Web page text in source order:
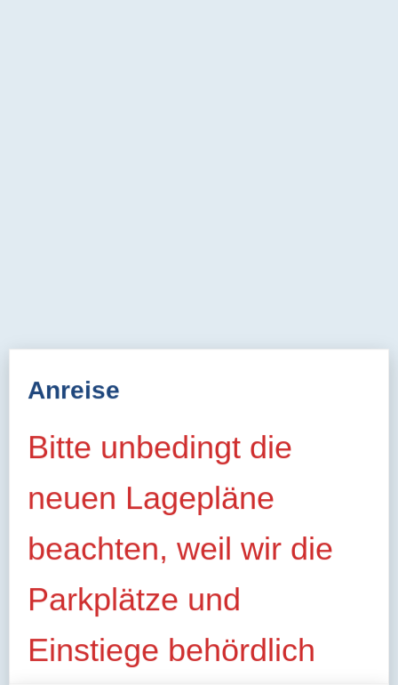
Anreise
Bitte unbedingt die
neuen Lagepläne
beachten, weil wir die
Parkplätze und
Einstiege behördlich